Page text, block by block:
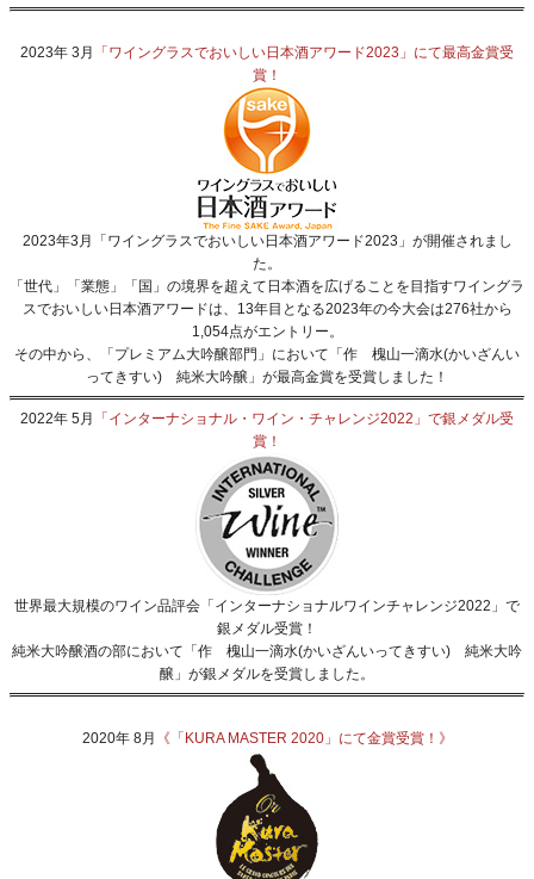
2023年 3月
「ワイングラスでおいしい日本酒アワード2023」にて最高金賞受
賞！
2023年3月「ワイングラスでおいしい日本酒アワード2023」が開催されまし
た。
「世代」「業態」「国」の境界を超えて日本酒を広げることを目指すワイングラ
スでおいしい日本酒アワードは、13年目となる2023年の今大会は276社から
1,054点がエントリー。
その中から、「プレミアム大吟醸部門」において「作 槐山一滴水(かいざんい
ってきすい) 純米大吟醸」が最高金賞を受賞しました！
2022年 5月
「インターナショナル・ワイン・チャレンジ2022」で銀メダル受
賞！
世界最大規模のワイン品評会「インターナショナルワインチャレンジ2022」で
銀メダル受賞！
純米大吟醸酒の部において「作 槐山一滴水(かいざんいってきすい) 純米大吟
醸」が銀メダルを受賞しました。
2020年 8月 《「KURA MASTER 2020」にて金賞受賞！》